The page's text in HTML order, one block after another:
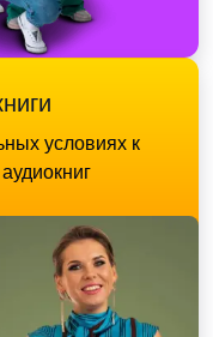
условиях к